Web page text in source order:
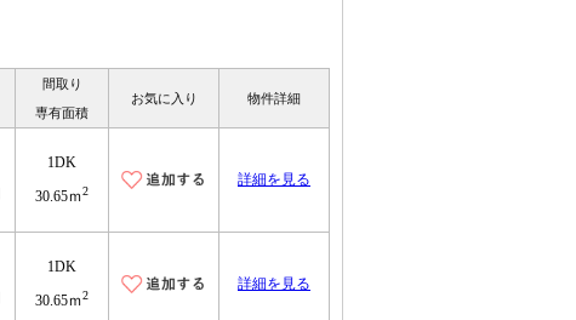
間取り
専有面積
お気に入り 物件詳細
1DK
30.65ｍ2
詳細を見る
1DK
30.65ｍ2
詳細を見る